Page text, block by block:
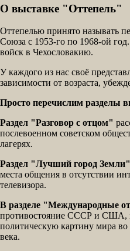
О выставке "Оттепель"
Оттепелью принято называть
Союза с 1953-го по 1968-ой
войск в Чехословакию.
У каждого из нас своё
зависимости от возраста,
Просто перечислим разделы
Раздел "Разговор с отцом"
послевоенном советском
лагерях.
Раздел "Лучший город Земли"
места общения в отсутствии
телевизора.
В разделе "Международные
противостояние СССР и США,
политическую картину мира
века.